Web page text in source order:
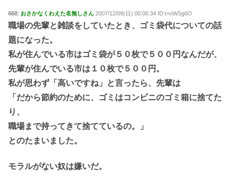
668: おさかなくわえた名無しさん 2007/12/09(日) 00:06:34 ID:t+oWSg6O
職場の先輩と雑談をしていたとき、ゴミ袋代についての話
題になった。
私が住んでいる市はゴミ袋が５０枚で５００円なんだが、
先輩が住んでいる市は１０枚で５００円。
私が思わず「高いですね」と言ったら、先輩は
「だから節約のために、ゴミはコンビニのゴミ箱に捨てた
り、
職場まで持ってきて捨てているの。」
とのたまいました。
モラルがない奴は嫌いだ。